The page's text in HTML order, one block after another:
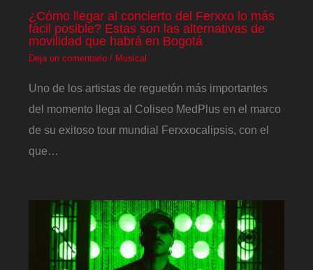
¿Cómo llegar al concierto del Ferxxo lo más
fácil posible? Estas son las alternativas de
movilidad que habrá en Bogotá
Deja un comentario / Musical
Uno de los artistas de reguetón más importantes
del momento llega al Coliseo MedPlus en el marco
de su exitoso tour mundial Ferxxocalipsis, con el
que…